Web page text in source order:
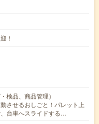
！
検品、商品管理）
させるおしごと！パレット上
台車へスライドする…